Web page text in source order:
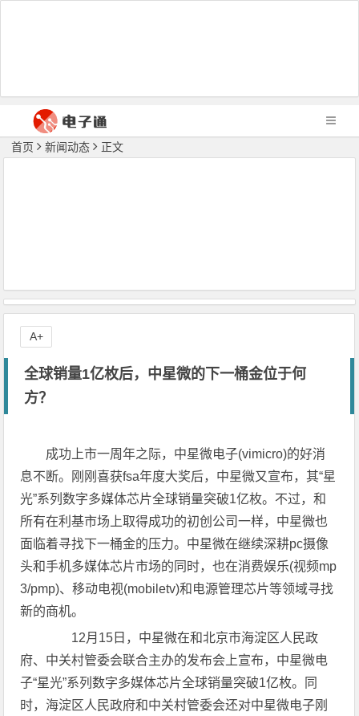
首页 新闻动态 正文
全球销量1亿枚后，中星微的下一桶金位于何
方？
成功上市一周年之际，中星微电子(vimicro)的好消
息不断。刚刚喜获fsa年度大奖后，中星微又宣布，其“星
光”系列数字多媒体芯片全球销量突破1亿枚。不过，和
所有在利基市场上取得成功的初创公司一样，中星微也
面临着寻找下一桶金的压力。中星微在继续深耕pc摄像
头和手机多媒体芯片市场的同时，也在消费娱乐(视频mp
3/pmp)、移动电视(mobiletv)和电源管理芯片等领域寻找
新的商机。
12月15日，中星微在和北京市海淀区人民政
府、中关村管委会联合主办的发布会上宣布，中星微电
子“星光”系列数字多媒体芯片全球销量突破1亿枚。同
时，海淀区人民政府和中关村管委会还对中星微电子刚
A+